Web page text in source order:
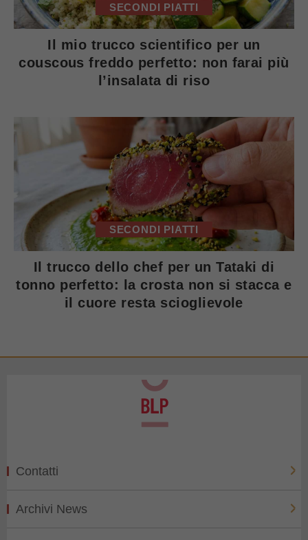
SECONDI PIATTI
Il mio trucco scientifico per un
couscous freddo perfetto: non farai più
l’insalata di riso
SECONDI PIATTI
Il trucco dello chef per un Tataki di
tonno perfetto: la crosta non si stacca e
il cuore resta scioglievole
Contatti
Archivi News